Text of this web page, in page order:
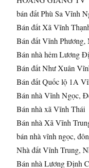
bán đất PhùSa Vĩnh
Bán đất Xã Vĩnh
Bán đất Vĩnh Phương,
Bán nhà hẻm Lương
Bán đất Như Xuân
Bán đất Quốc lộ 1A
Bán nhà Vĩnh Ngọc,
Bán nhà xã Vĩnh Thái
Bán nhà Xã Vĩnh
bán nhà vĩnh ngọc,
Nhà đất Vĩnh Trung,
Bán nhà Lương Định